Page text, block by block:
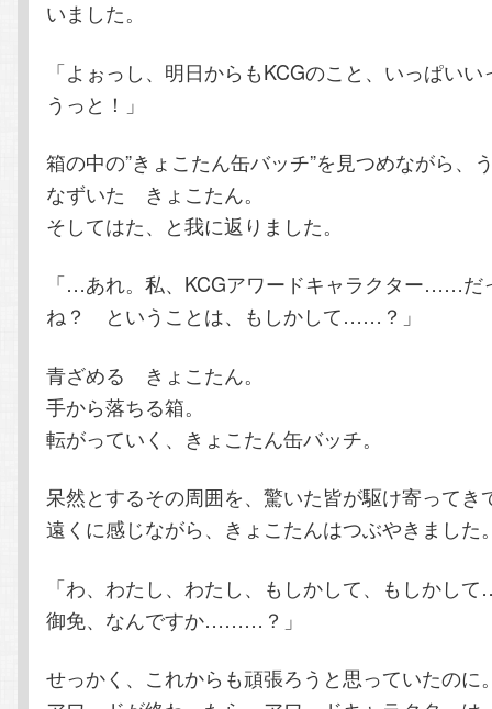
いました。
「よぉっし、明日からもKCGのこと、いっぱい
うっと！」
箱の中の”きょこたん缶バッチ”を見つめながら、
なずいた きょこたん。
そしてはた、と我に返りました。
「…あれ。私、KCGアワードキャラクター……だ
ね？ ということは、もしかして……？」
青ざめる きょこたん。
手から落ちる箱。
転がっていく、きょこたん缶バッチ。
呆然とするその周囲を、驚いた皆が駆け寄ってき
遠くに感じながら、きょこたんはつぶやきました
「わ、わたし、わたし、もしかして、もしか
御免、なんですか………？」
せっかく、これからも頑張ろうと思っていたのに